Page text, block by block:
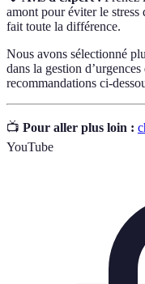
amont pour éviter le
fait toute la différence.
Nous avons sélectionné
dans la gestion
recommandations ci-
📺 Pour aller plus loin :
YouTube